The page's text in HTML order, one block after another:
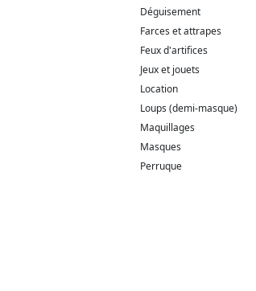
Déguisement
Farces et attrapes
Feux d'artifices
Jeux et jouets
Location
Loups (demi-masque)
Maquillages
Masques
Perruque